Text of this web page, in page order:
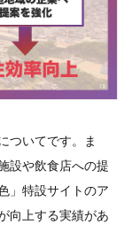
ついてです。ま
設や飲食店への提
」特設サイトのア
向上する実績があ